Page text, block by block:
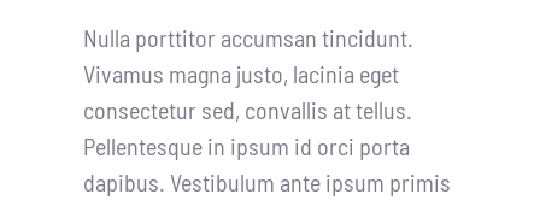
Nulla porttitor accumsan tincidunt.
Vivamus magna justo, lacinia eget
consectetur sed, convallis at tellus.
Pellentesque in ipsum id orci porta
dapibus. Vestibulum ante ipsum primis